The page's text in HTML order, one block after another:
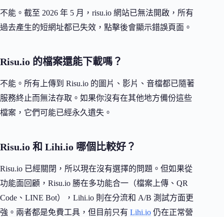
不能。截至 2026 年 5 月，risu.io 網站已無法開啟，所有
過去產生的短網址都已失效，點擊後會顯示錯誤頁面。
Risu.io 的檔案還能下載嗎？
不能。所有上傳到 Risu.io 的圖片、影片、音檔都已隨著
服務終止而無法存取。如果你沒有在其他地方備份這些
檔案，它們可能已經永久遺失。
Risu.io 和 Lihi.io 哪個比較好？
Risu.io 已經關閉，所以現在沒有選擇的問題。但如果從
功能面回顧，Risu.io 勝在多功能合一（檔案上傳、QR
Code、LINE Bot），Lihi.io 則在分流和 A/B 測試方面更
強。兩者都是免費工具，但目前只有 Lihi.io 仍在正常營